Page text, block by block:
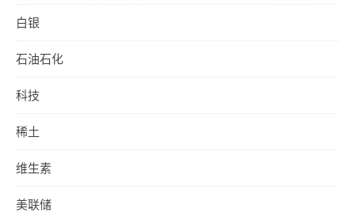
白银
石油石化
科技
稀土
维生素
美联储